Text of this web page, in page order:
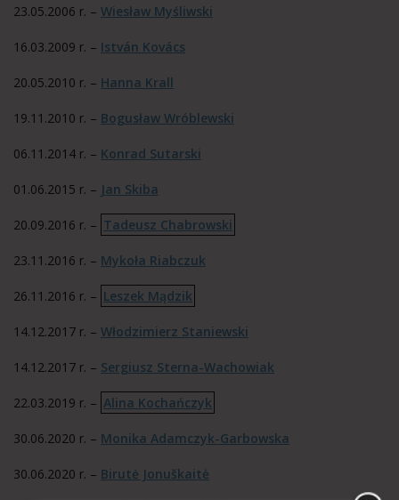
23.05.2006 r. – Wiesław Myśliwski
16.03.2009 r. – István Kovács
20.05.2010 r. – Hanna Krall
19.11.2010 r. – Bogusław Wróblewski
06.11.2014 r. – Konrad Sutarski
01.06.2015 r. – Jan Skiba
20.09.2016 r. – Tadeusz Chabrowski
23.11.2016 r. – Mykoła Riabczuk
26.11.2016 r. – Leszek Mądzik
14.12.2017 r. – Włodzimierz Staniewski
14.12.2017 r. – Sergiusz Sterna-Wachowiak
22.03.2019 r. – Alina Kochańczyk
30.06.2020 r. – Monika Adamczyk-Garbowska
30.06.2020 r. – Birutė Jonuškaitė